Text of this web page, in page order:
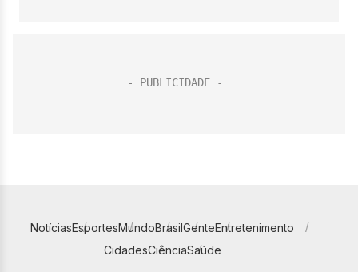
NotíciasEsportesMundoBrasilGenteEntretenimento
CidadesCiênciaSaúde